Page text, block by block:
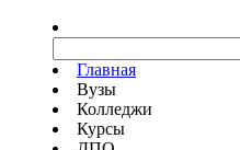
Главная
Вузы
Колледжи
Курсы